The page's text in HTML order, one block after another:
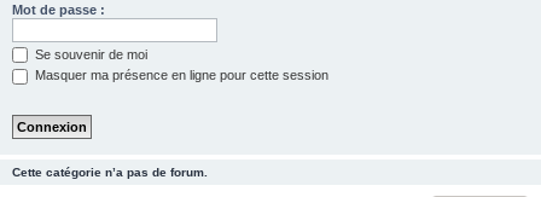
Mot de passe :
Se souvenir de moi
Masquer ma présence en ligne pour cette session
Cette catégorie n’a pas de forum.